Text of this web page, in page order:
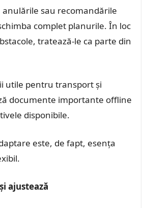
sau recomandările
complet planurile. În loc
tratează-le ca parte din
utile pentru transport și
documente importante offline
disponibile.
este, de fapt, esența
ajustează